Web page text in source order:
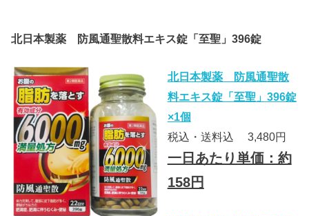
北日本製薬 防風通聖散料エキス錠「至聖」396錠
北日本製薬 防風通聖散
料エキス錠「至聖」396錠
×1個
税込・送料込 3,480円
一日あたり単価：約
158円